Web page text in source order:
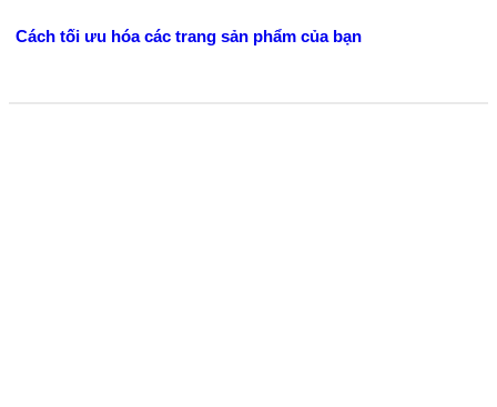
Cách tối ưu hóa các trang sản phẩm của bạn